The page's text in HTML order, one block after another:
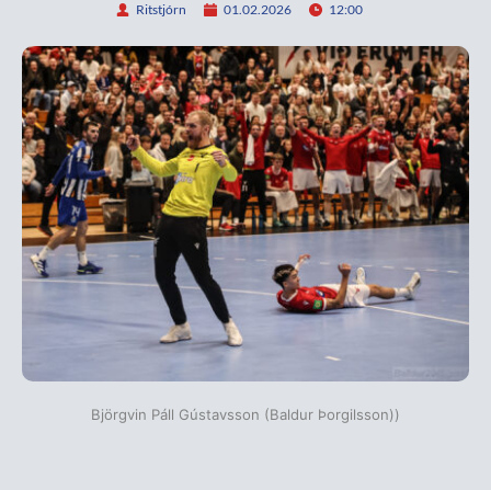
Ritstjórn 01.02.2026 12:00
Björgvin Páll Gústavsson (Baldur Þorgilsson))